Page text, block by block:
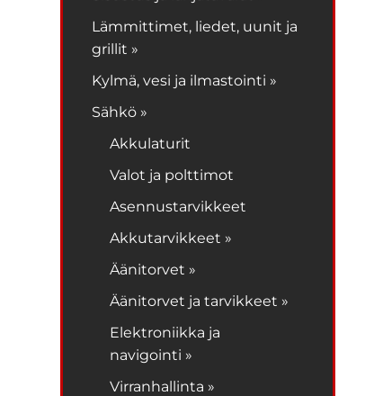
Lämmittimet, liedet, uunit ja
grillit »
Kylmä, vesi ja ilmastointi »
Sähkö »
Akkulaturit
Valot ja polttimot
Asennustarvikkeet
Akkutarvikkeet »
Äänitorvet »
Äänitorvet ja tarvikkeet »
Elektroniikka ja
navigointi »
Virranhallinta »